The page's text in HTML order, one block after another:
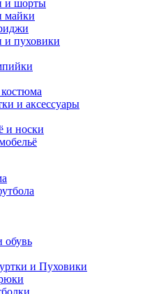
и шорты
майки
и пуховики
и аксессуары
и носки
обувь
и Пуховики